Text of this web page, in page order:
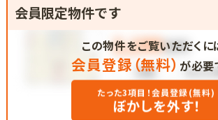
会員限定物件です
この物件をご覧いただくに
会員登録（無料） が必要
たった3項目！会員登録(無料)
ぼかしを外す！